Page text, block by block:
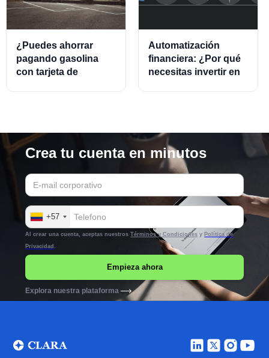
¿Puedes ahorrar
pagando gasolina
con tarjeta de
Automatización
financiera: ¿Por qué
necesitas invertir en
Crea tu cuenta en minutos
+57
Al crear una cuenta, aceptas nuestrosTérminos y Condiciones y Política de
Privacidad.
Explora nuestra plataforma